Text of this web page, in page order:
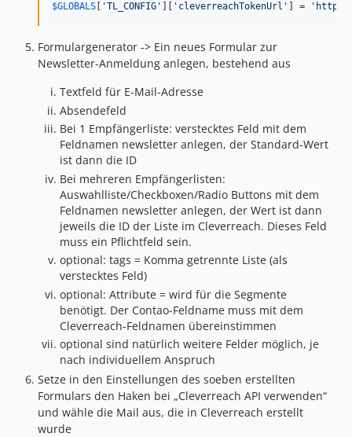
$GLOBALS 'TL_CONFIG ' ' cleverreachTokenUrl ' ] = '
Formulargenerator -> Ein neues Formular zur
Newsletter-Anmeldung anlegen, bestehend aus
Textfeld für E-Mail-Adresse
Absendefeld
Bei 1 Empfängerliste: verstecktes Feld mit dem
Feldnamen newsletter anlegen, der Standard-Wert
ist dann die ID
Bei mehreren Empfängerlisten:
Auswahlliste/Checkboxen/Radio Buttons mit dem
Feldnamen newsletter anlegen, der Wert ist dann
jeweils die ID der Liste im Cleverreach. Dieses Feld
muss ein Pflichtfeld sein.
optional: tags = Komma getrennte Liste (als
verstecktes Feld)
optional: Attribute = wird für die Segmente
benötigt. Der Contao-Feldname muss mit dem
Cleverreach-Feldnamen übereinstimmen
optional sind natürlich weitere Felder möglich, je
nach individuellem Anspruch
Setze in den Einstellungen des soeben erstellten
Formulars den Haken bei „Cleverreach API verwenden“
und wähle die Mail aus, die in Cleverreach erstellt
wurde